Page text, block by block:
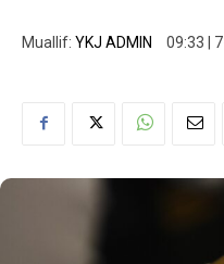
Muallif: YKJ ADMIN 09:33 |